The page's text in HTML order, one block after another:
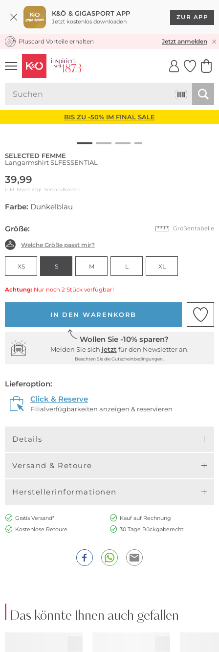
K&Ö & GIGASPORT APP
Jetzt kostenlos downloaden
ZUR APP
KOSTENLOSER VERSAND* & RÜCKVERSAND
Pluscard Vorteile erhalten Jetzt anmelden
UNSERE APP
CLICK &
BIS ZU -50% IM FINAL SALE
SELECTED FEMME
Langarmshirt SLFESSENTIAL
39,99
inkl. Mwst zzgl. Versandkosten
Farbe: Dunkelblau
Größe: Größentabelle
Welche Größe passt mir?
XS S M L XL
Achtung: Nur noch 2 Stück verfügbar!
IN DEN WARENKORB
Wollen Sie -10% sparen?
Melden Sie sich jetzt für den Newsletter an.
Beachten Sie die Gutscheinbedingungen.
Lieferoption:
Click & Reserve
Filialverfügbarkeiten anzeigen & reservieren
Details
Versand & Retoure
Herstellerinformationen
Gratis Versand*
Kauf auf Rechnung
Kostenlose Retoure
30 Tage Rückgaberecht
Das könnte Ihnen auch gefallen